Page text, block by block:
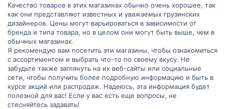
Качество товаров в этих магазинах обычно очень хорошее, так
как они представляют известных и уважаемых грузинских
дизайнеров. Цены могут варьироваться в зависимости от
бренда и типа товара, но в целом они могут быть выше, чем в
обычных магазинах.
Я рекомендую вам посетить эти магазины, чтобы ознакомиться
с ассортиментом и выбрать что-то по своему вкусу. Не
забудьте также заглянуть на их веб-сайты или социальные
сети, чтобы получить более подробную информацию и быть в
курсе акций или распродаж. Надеюсь, эта информация будет
полезной для вас! Если у вас есть еще вопросы, не
стесняйтесь задавать!